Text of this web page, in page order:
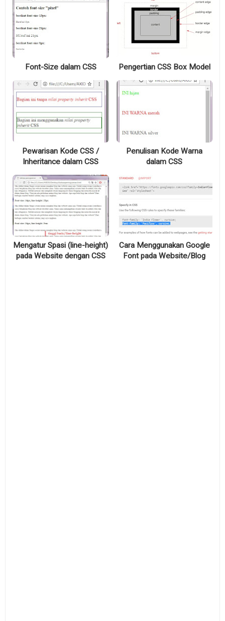
Font-Size dalam CSS Pengertian CSS Box Model
Pewarisan Kode CSS /
Inheritance dalam CSS
Penulisan Kode Warna
dalam CSS
Mengatur Spasi (line-height)
pada Website dengan CSS
Cara Menggunakan Google
Font pada Website/Blog